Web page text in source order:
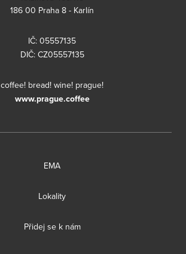
186 00 Praha 8 - Karlín
IČ: 05557135
DIČ: CZ05557135
coffee! bread! wine! prague!
www.prague.coffee
EMA
Lokality
Přidej se k nám